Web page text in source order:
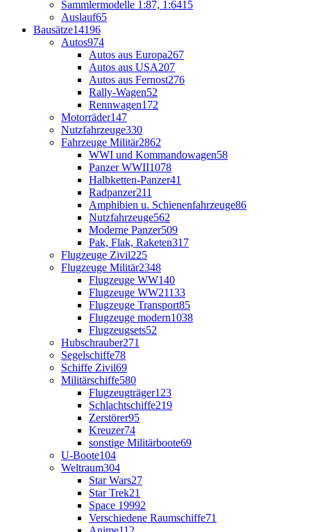
Sammlermodelle 1:87, 1:6415
Auslauf65
Bausätze14196
Autos974
Autos aus Europa267
Autos aus USA207
Autos aus Fernost276
Rally-Wagen52
Rennwagen172
Motorräder147
Nutzfahrzeuge330
Fahrzeuge Militär2862
WWI und Kommandowagen58
Panzer WWII1078
Halbketten-Panzer41
Radpanzer211
Amphibien u. Schienenfahrzeuge86
Nutzfahrzeuge562
Moderne Panzer509
Pak, Flak, Raketen317
Flugzeuge Zivil225
Flugzeuge Militär2348
Flugzeuge WW140
Flugzeuge WW21133
Flugzeuge Transport85
Flugzeuge modern1038
Flugzeugsets52
Hubschrauber271
Segelschiffe78
Schiffe Zivil69
Militärschiffe580
Flugzeugträger123
Schlachtschiffe219
Zerstörer95
Kreuzer74
sonstige Militärboote69
U-Boote104
Weltraum304
Star Wars27
Star Trek21
Space 19992
Verschiedene Raumschiffe71